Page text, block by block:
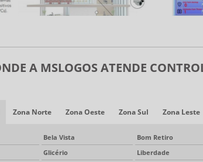
A MSLOGOS ATENDE
Zona Norte Zona Oeste Zona Sul Zona Leste
Bela Vista Bom Retiro
Glicério Liberdade